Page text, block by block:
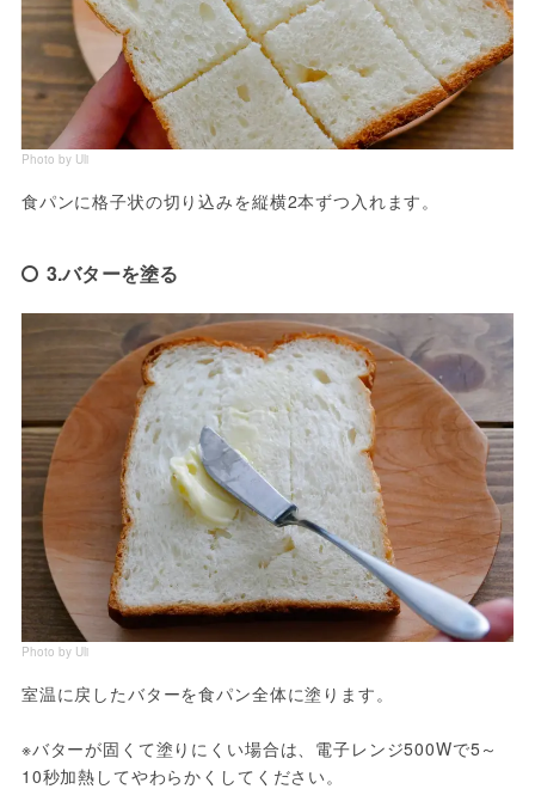
Photo by Uli
食パンに格子状の切り込みを縦横2本ずつ入れます。
3.バターを塗る
Photo by Uli
室温に戻したバターを食パン全体に塗ります。
※バターが固くて塗りにくい場合は、電子レンジ500Wで5～
10秒加熱してやわらかくしてください。